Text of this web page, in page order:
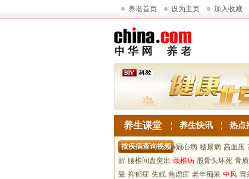
养老首页 设为主页 加入收藏
养生课堂 养生快讯 热点
按疾病查询视频 冠心病 糖尿病 高血压
折 腰椎间盘突出 颈椎病 股骨头坏死 骨
晕 抑郁症 失眠 焦虑症 老年痴呆 中风 胃